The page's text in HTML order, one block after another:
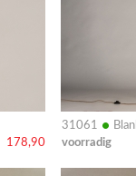
178,90
31061 •
voorradig